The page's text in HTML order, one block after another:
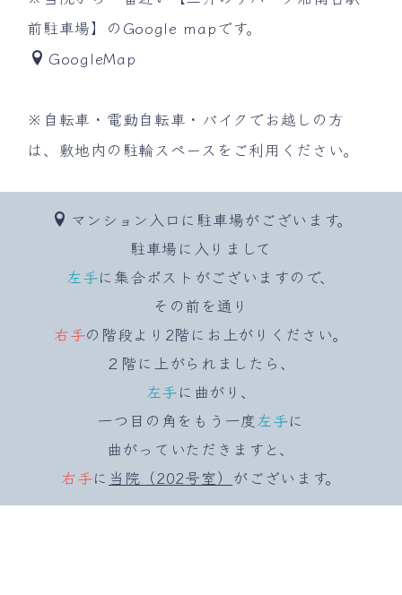
前駐車場】のGoogle mapです。
GoogleMap
※自転車・電動自転車・バイクでお越しの方
は、敷地内の駐輪スペースをご利用ください。
マンション入口に駐車場がございます。
駐車場に入りまして
左手に集合ポストがございますので、
その前を通り
右手の階段より2階にお上がりください。
２階に上がられましたら、
左手に曲がり、
一つ目の角をもう一度左手に
曲がっていただきますと、
右手に 当院（202号室） がございます。